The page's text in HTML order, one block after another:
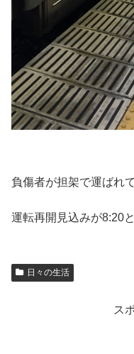
負傷者が担架で運ばれ
運転再開見込みが8:20と
日々の生活
ス